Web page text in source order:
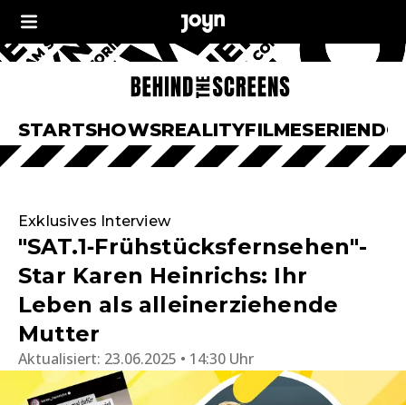
STARTSHOWSREALITYFILMESERIEN
Exklusives Interview
"SAT.1‑Frühstücksfernsehen"-
Star Karen Heinrichs: Ihr
Leben als alleinerziehende
Mutter
Aktualisiert: 23.06.2025 • 14:30 Uhr